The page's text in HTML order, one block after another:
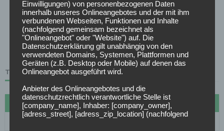
1 … 1.504 1.505 1.506 1.507 1.508
2.101
Page 1506 of 2101
TABELLE
Name Sp
FC Bayern München 72
Einwilligungen) von personenbezogenen Daten
innerhalb unseres Onlineangebotes und der mit ihm
verbundenen Webseiten, Funktionen und Inhalte
(nachfolgend gemeinsam bezeichnet als
"Onlineangebot" oder "Website") auf. Die
Datenschutzerklärung gilt unabhängig von den
verwendeten Domains, Systemen, Plattformen und
Geräten (z.B. Desktop oder Mobile) auf denen das
Onlineangebot ausgeführt wird.
Anbieter des Onlineangebotes und die
datenschutzrechtlich verantwortliche Stelle ist
[company_name], Inhaber: [company_owner],
[adress_street], [adress_zip_location] (nachfolgend